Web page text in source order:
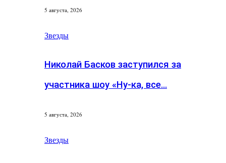
5 августа, 2026
Звезды
Николай Басков заступился за
участника шоу «Ну-ка, все…
5 августа, 2026
Звезды